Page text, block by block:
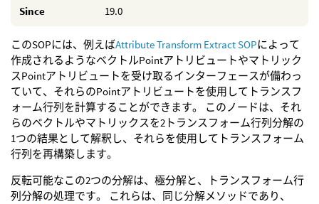
Since 19.0
このSOPには、例えばAttribute Transform Extract SOPによって
作成されるようなベクトルPointアトリビュートやマトリック
スPointアトリビュートを受け取るインターフェースが備わっ
ていて、それらのPointアトリビュートを使用してトランスフ
ォーム行列を計算することができます。 このノードは、それ
らのベクトルやマトリックスを2トランスフォーム行列分解の
1つの結果として解釈し、それらを使用してトランスフォーム
行列を再構築します。
反転可能なこの2つの分解は、極分解と、トランスフォーム行
列分解の処理です。 これらは、同じ分解メソッドであり、